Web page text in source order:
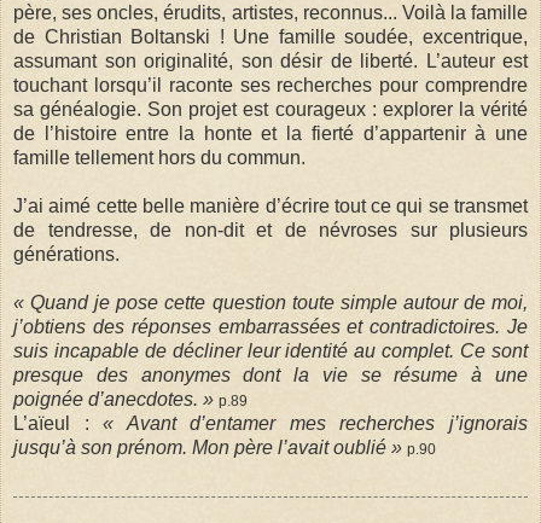
père, ses oncles, érudits, artistes, reconnus... Voilà la famille
de Christian Boltanski ! Une famille soudée, excentrique,
assumant son originalité, son désir de liberté. L’auteur est
touchant lorsqu’il raconte ses recherches pour comprendre
sa généalogie. Son projet est courageux : explorer la vérité
de l’histoire entre la honte et la fierté d’appartenir à une
famille tellement hors du commun.
J’ai aimé cette belle manière d’écrire tout ce qui se transmet
de tendresse, de non-dit et de névroses sur plusieurs
générations.
« Quand je pose cette question toute simple autour de moi,
j’obtiens des réponses embarrassées et contradictoires. Je
suis incapable de décliner leur identité au complet. Ce sont
presque des anonymes dont la vie se résume à une
poignée d’anecdotes. » p.89
L’aïeul :« Avant d’entamer mes recherches j’ignorais
jusqu’à son prénom. Mon père l’avait oublié » p.90